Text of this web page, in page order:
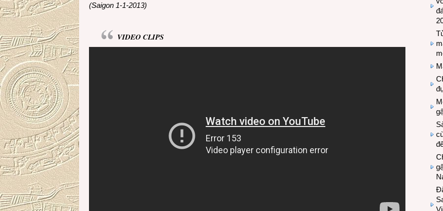
(Saigon 1-1-2013)
VIDEO CLIPS